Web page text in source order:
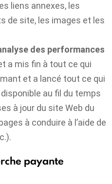
liens annexes, les
de site, les images et les
des performances
a mis fin à tout ce qui
et a lancé tout ce qui
au fil du temps
à jour du site Web du
à conduire à l’aide de
payante